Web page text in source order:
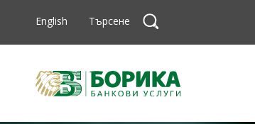
English Търсене
Търсене
Търсене